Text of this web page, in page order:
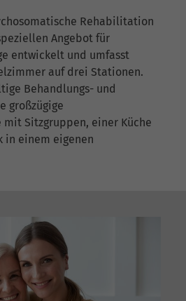
Rehabilitation
Angebot für
entwickelt und umfasst
auf drei Stationen.
Behandlungs- und
großzügige
Sitzgruppen, einer Küche
in einem eigenen